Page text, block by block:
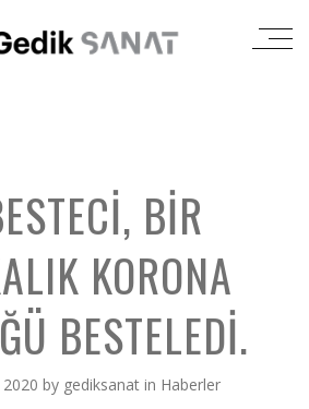
BIR
KORONA
BESTELEDI.
by gediksanat in Haberler